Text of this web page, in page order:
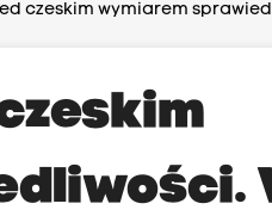
czeskim wymiarem